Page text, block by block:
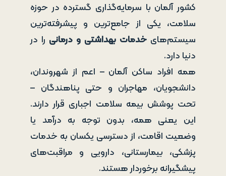
کشور آلمان با سرمایه‌گذاری گسترده در حوزه
سلامت، یکی از جامع‌ترین و پیشرفته‌ترین
سیستم‌های خدمات بهداشتی و درمانی را در
دنیا دارد.
همه افراد ساکن آلمان – اعم از شهروندان،
دانشجویان، مهاجران و حتی پناهندگان –
تحت پوشش بیمه سلامت اجباری قرار دارند.
این یعنی همه، بدون توجه به درآمد یا
وضعیت اقامت، از دسترسی یکسان به خدمات
پزشکی، بیمارستانی، دارویی و مراقبت‌های
پیشگیرانه برخوردار هستند.